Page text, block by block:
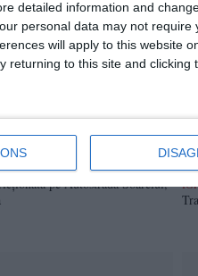
detailed information and
personal data may not
will apply to this website
returning to this site and
24 Apr, 2024 11:41
pe Autostrada Soarelui,